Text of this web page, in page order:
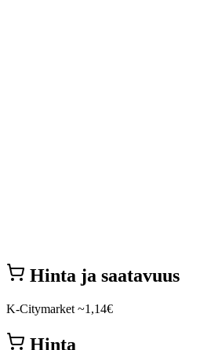
Hinta ja saatavuus
K-Citymarket ~1,14€
Hinta